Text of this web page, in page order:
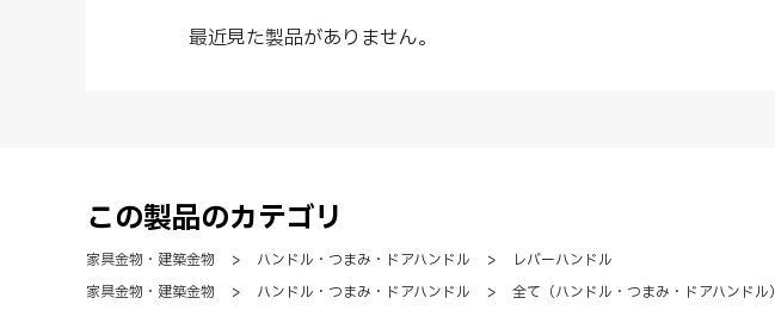
最近見た製品がありません。
この製品のカテゴリ
家具金物・建築金物 > ハンドル・つまみ・ドアハンドル >
レバーハンドル
家具金物・建築金物
> ハンドル・つまみ・ドアハンドル > 全て（ハンドル・つまみ・ドアハンドル）